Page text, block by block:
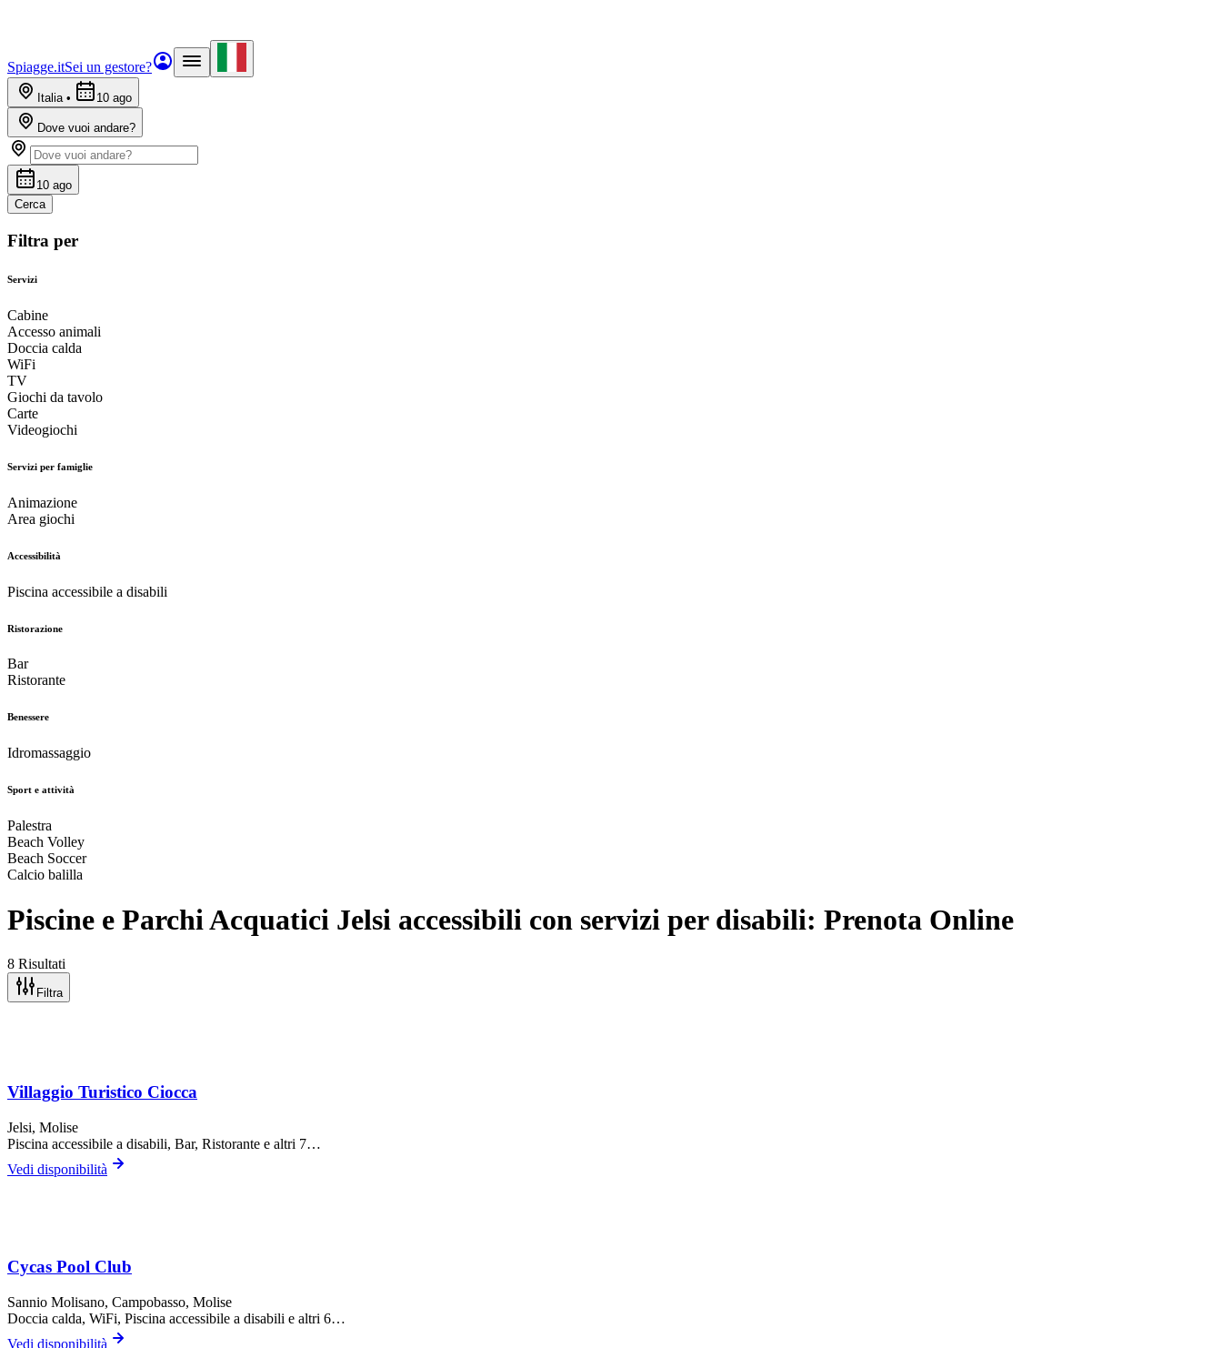
Spiagge.itSei un gestore?
Italia• 10 ago
Dove vuoi andare?
10 ago
Cerca
Filtra per
Servizi
Cabine
Accesso animali
Doccia calda
WiFi
TV
Giochi da tavolo
Carte
Videogiochi
Servizi per famiglie
Animazione
Area giochi
Accessibilità
Piscina accessibile a disabili
Ristorazione
Bar
Ristorante
Benessere
Idromassaggio
Sport e attività
Palestra
Beach Volley
Beach Soccer
Calcio balilla
Piscine e Parchi Acquatici Jelsi accessibili con servizi per disabili: Prenota Online
8 Risultati
Filtra
Villaggio Turistico Ciocca
Jelsi, Molise
Piscina accessibile a disabili, Bar, Ristorante e altri 7…
Vedi disponibilità
Cycas Pool Club
Sannio Molisano, Campobasso, Molise
Doccia calda, WiFi, Piscina accessibile a disabili e altri 6…
Vedi disponibilità